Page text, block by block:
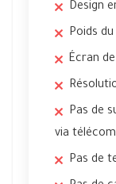
Design
Poids
Écran
Pas de
via
Pas de